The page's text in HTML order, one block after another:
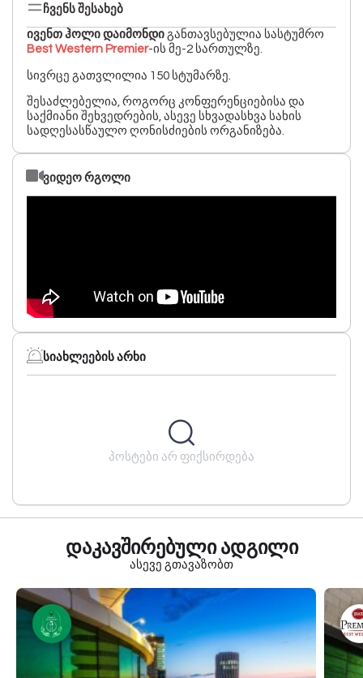
ჩვენს შესახებ
ივენთ ჰოლი დაიმონდი განთავსებულია სასტუმრო
Best Western Premier-ის მე-2 სართულზე.
სივრცე გათვლილია 150 სტუმარზე.
შესაძლებელია, როგორც კონფერენციებისა და
საქმიანი შეხვედრების, ასევე სხვადასხვა სახის
სადღესასწაულო ღონისძიების ორგანიზება.
ვიდეო რგოლი
სიახლეების არხი
პოსტები არ ფიქსირდება
დაკავშირებული ადგილი
ასევე გთავაზობთ